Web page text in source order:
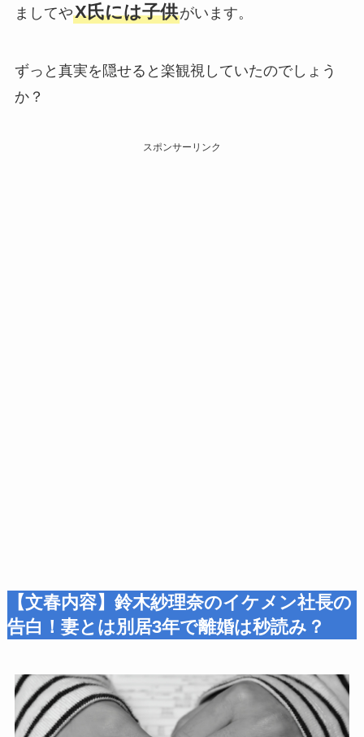
ましてやX氏には子供がいます。
ずっと真実を隠せると楽観視していたのでしょう
か？
スポンサーリンク
【文春内容】鈴木紗理奈のイケメン社長の
告白！妻とは別居3年で離婚は秒読み？